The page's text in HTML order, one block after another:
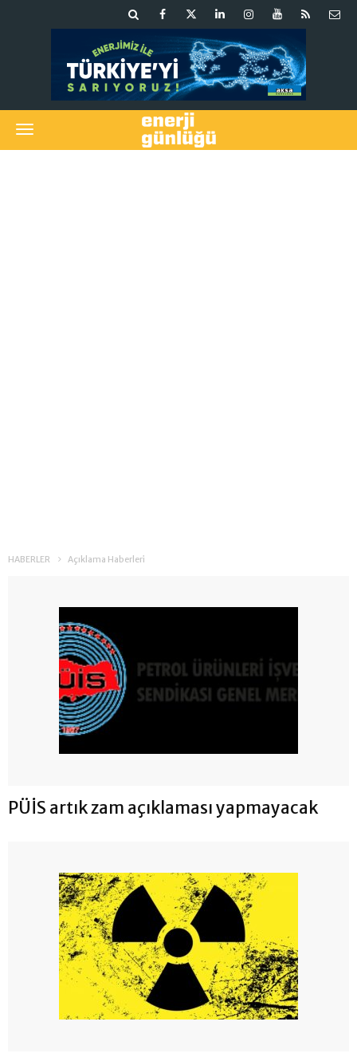
HABERLER Açıklama Haberleri
PÜİS artık zam açıklaması yapmayacak